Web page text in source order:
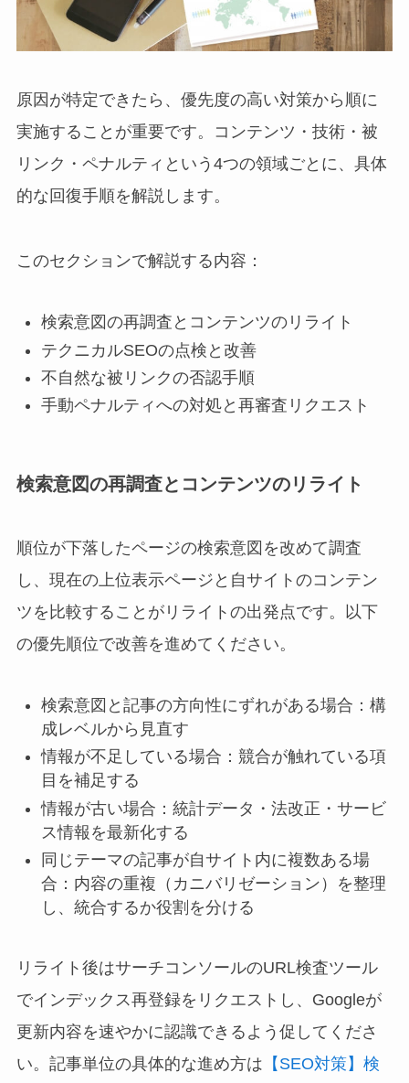
原因が特定できたら、優先度の高い対策から順に
実施することが重要です。コンテンツ・技術・被
リンク・ペナルティという4つの領域ごとに、具体
的な回復手順を解説します。
このセクションで解説する内容：
検索意図の再調査とコンテンツのリライト
テクニカルSEOの点検と改善
不自然な被リンクの否認手順
手動ペナルティへの対処と再審査リクエスト
検索意図の再調査とコンテンツのリライト
順位が下落したページの検索意図を改めて調査
し、現在の上位表示ページと自サイトのコンテン
ツを比較することがリライトの出発点です。以下
の優先順位で改善を進めてください。
検索意図と記事の方向性にずれがある場合：構
成レベルから見直す
情報が不足している場合：競合が触れている項
目を補足する
情報が古い場合：統計データ・法改正・サービ
ス情報を最新化する
同じテーマの記事が自サイト内に複数ある場
合：内容の重複（カニバリゼーション）を整理
し、統合するか役割を分ける
リライト後はサーチコンソールのURL検査ツール
でインデックス再登録をリクエストし、Googleが
更新内容を速やかに認識できるよう促してくださ
い。記事単位の具体的な進め方は 【SEO対策】検